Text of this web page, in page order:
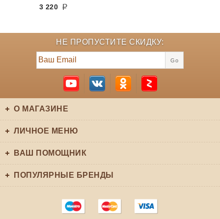
3 220
НЕ ПРОПУСТИТЕ СКИДКУ:
Go
О МАГАЗИНЕ
ЛИЧНОЕ МЕНЮ
ВАШ ПОМОЩНИК
ПОПУЛЯРНЫЕ БРЕНДЫ